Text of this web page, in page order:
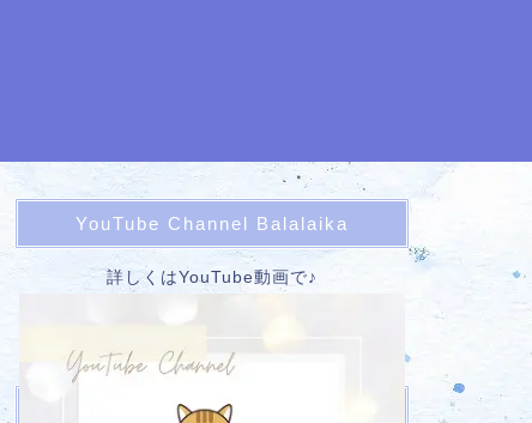
YouTube Channel Balalaika
詳しくはYouTube動画で♪